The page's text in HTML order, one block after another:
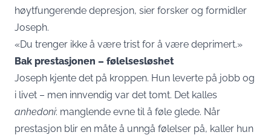
høytfungerende depresjon, sier forsker og formidler
Joseph.
«Du trenger ikke å være trist for å være deprimert.»
Bak prestasjonen – følelsesløshet
Joseph kjente det på kroppen. Hun leverte på jobb og
i livet – men innvendig var det tomt. Det kalles
anhedoni: manglende evne til å føle glede. Når
prestasjon blir en måte å unngå følelser på, kaller hun